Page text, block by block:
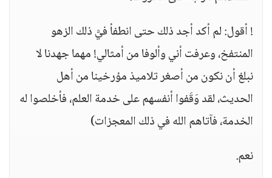
! أقول: لم أكد أجد ذلك حتى انطفأ فيَّ ذلك الزهو
المنتفخ، وعرفت أني وألوفا من أمثالي! مهما جهدنا لا
نبلغ أن نكون من أصغر تلاميذ مؤرخينا من أهل
الحديث، لقد وَقَفوا أنفسهم على خدمة العلم، فأخلصوا له
الخدمة، فآتاهم الله في ذلك المعجزات)
نعم.